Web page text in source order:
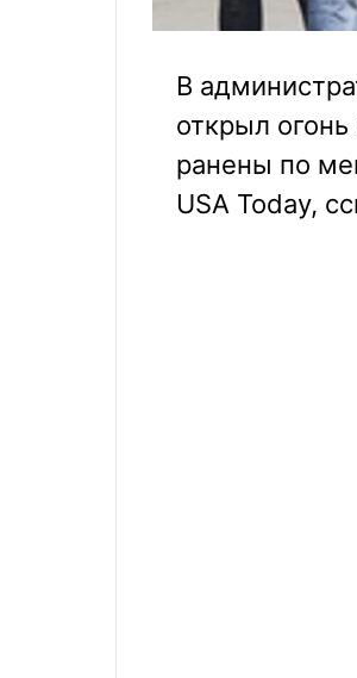
В
открыл
ранены по
USA Today,